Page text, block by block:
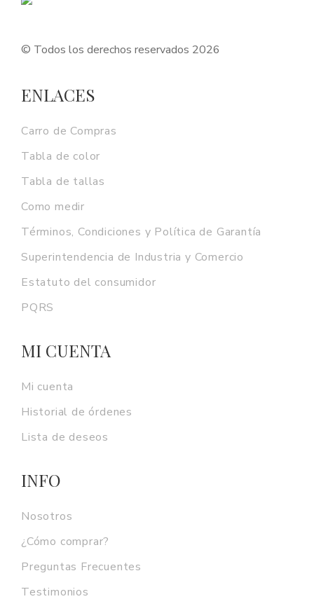
© Todos los derechos reservados 2026
ENLACES
Carro de Compras
Tabla de color
Tabla de tallas
Como medir
Términos, Condiciones y Política de Garantía
Superintendencia de Industria y Comercio
Estatuto del consumidor
PQRS
MI CUENTA
Mi cuenta
Historial de órdenes
Lista de deseos
INFO
Nosotros
¿Cómo comprar?
Preguntas Frecuentes
Testimonios